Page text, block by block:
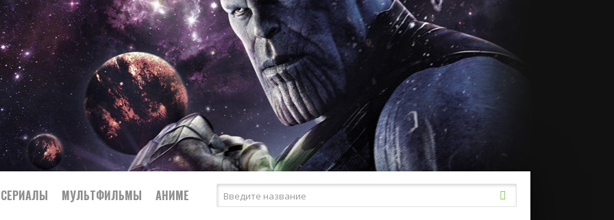
СЕРИАЛЫ МУЛЬТФИЛЬМЫ АНИМЕ